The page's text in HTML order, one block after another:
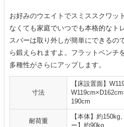
お好みのウエイトでスミススクワッ
なくても家庭でいつでも本格的なト
スバーは取り外しが簡単にできるの
ら鍛えられますよ。フラットベンチ
多種性がさらにアップします。
寸法
【床設置面】
190cm
耐荷重
【本体】約
ー】約90kg